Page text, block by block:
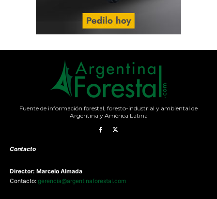
Fuente de información forestal, foresto-industrial y ambiental de
Argentina y América Latina
Contacto
Director: Marcelo Almada
Contacto: gerencia@argentinaforestal.com